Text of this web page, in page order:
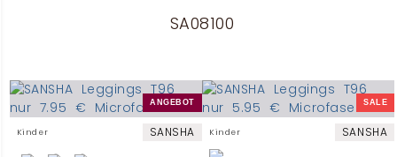
SA08100
ANGEBOT
Kinder SANSHA
SALE
Kinder SANSHA